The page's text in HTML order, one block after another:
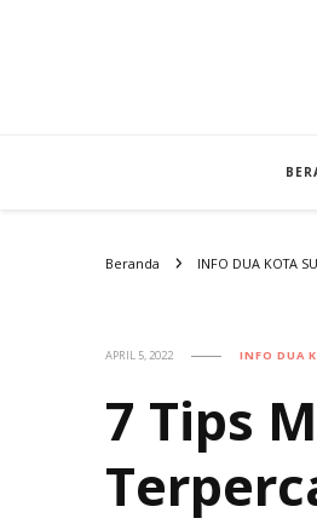
Beranda INFO DUA KOTA
APRIL 5, 2022 INFO DUA
7 Tips